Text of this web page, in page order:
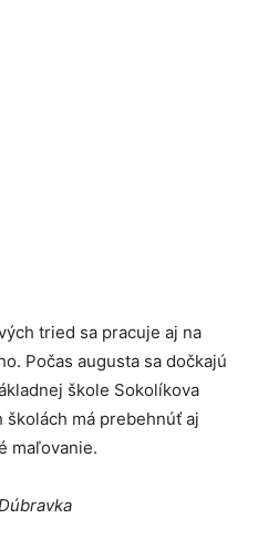
tried sa pracuje aj na
Počas augusta sa dočkajú
škole Sokolíkova
má prebehnúť aj
maľovanie.